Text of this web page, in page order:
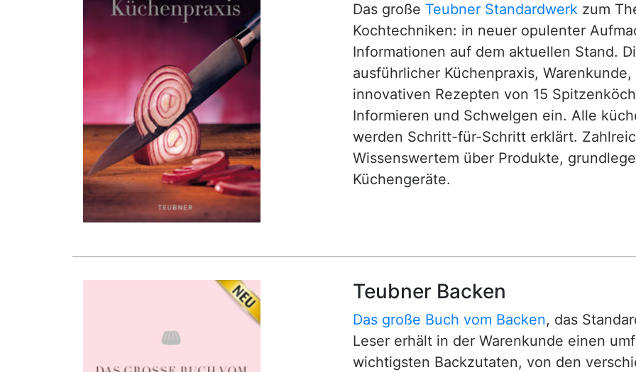
Das große Teubner Standardwerk zum
Kochtechniken: in neuer opulenter
Informationen auf dem aktuellen Stand.
ausführlicher Küchenpraxis,
innovativen Rezepten von 15
Informieren und Schwelgen ein. Alle
werden Schritt-für-Schritt erklärt.
Wissenswertem über Produkte,
Küchengeräte.
Teubner Backen
Das große Buch vom Backen, das
Leser erhält in der Warenkunde einen
wichtigsten Backzutaten, von den